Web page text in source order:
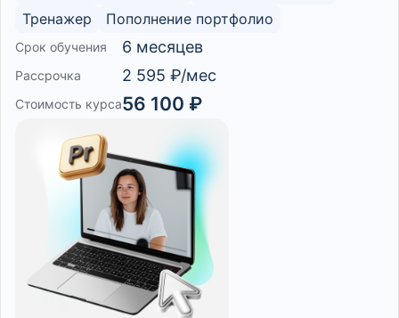
Тренажер
Пополнение портфолио
Срок обучения 6 месяцев
Рассрочка 2 595 ₽/мес
Стоимость курса56 100 ₽